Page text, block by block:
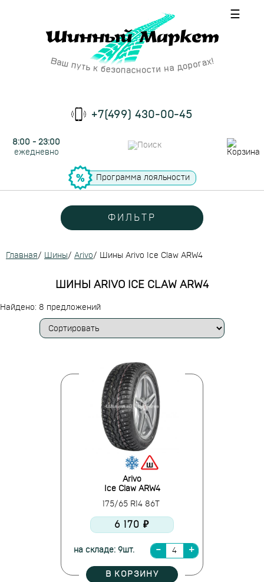
☰
+7(499) 430-00-45
8:00 - 23:00
ежедневно
Программа лояльности
ФИЛЬТР
Главная/ Шины/ Arivo/ Шины Arivo Ice Claw ARW4
ШИНЫ ARIVO ICE CLAW ARW4
Найдено: 8 предложений
Arivo
Ice Claw ARW4
175/65 R14 86T
6 170 ₽
на складе: 9шт.
В КОРЗИНУ